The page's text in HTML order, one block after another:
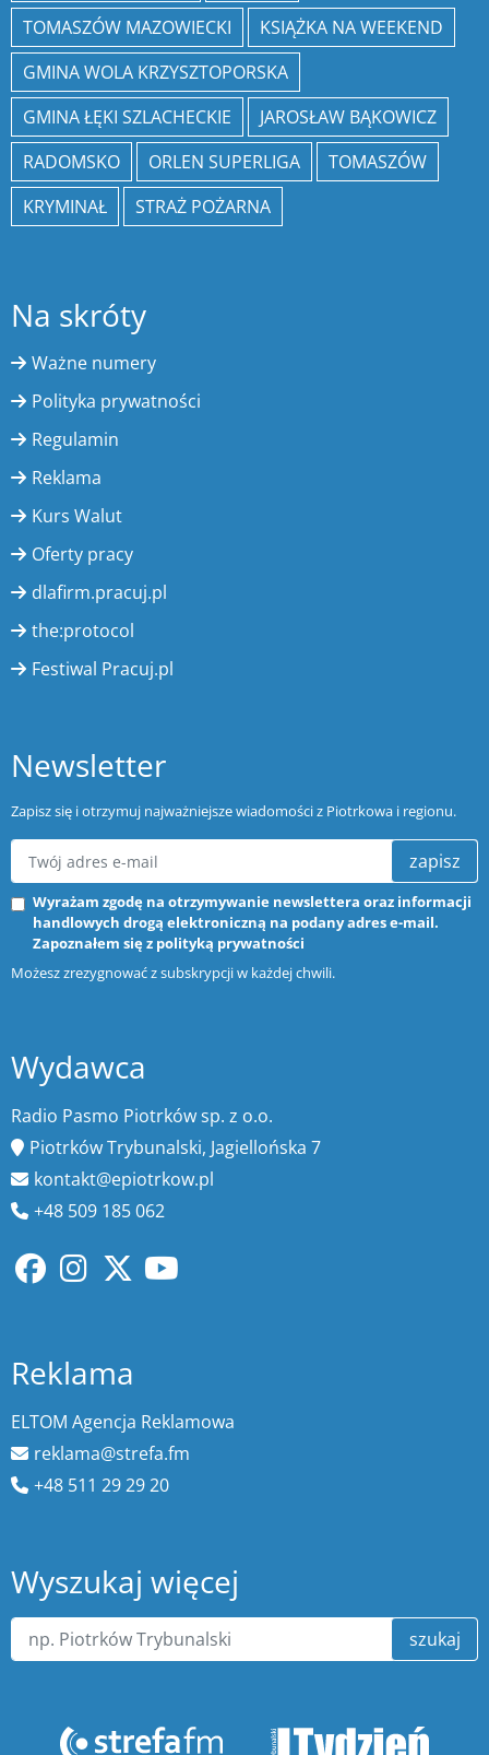
TOMASZÓW MAZOWIECKI
KSIĄŻKA NA WEEKEND
GMINA WOLA KRZYSZTOPORSKA
GMINA ŁĘKI SZLACHECKIE
JAROSŁAW BĄKOWICZ
RADOMSKO
ORLEN SUPERLIGA
TOMASZÓW
KRYMINAŁ
STRAŻ POŻARNA
Na skróty
Ważne numery
Polityka prywatności
Regulamin
Reklama
Kurs Walut
Oferty pracy
dlafirm.pracuj.pl
the:protocol
Festiwal Pracuj.pl
Newsletter
Zapisz się i otrzymuj najważniejsze wiadomości z Piotrkowa i regionu.
zapisz
Wyrażam zgodę na otrzymywanie newslettera oraz informacji
handlowych drogą elektroniczną na podany adres e-mail.
Zapoznałem się z polityką prywatności
Możesz zrezygnować z subskrypcji w każdej chwili.
Wydawca
Radio Pasmo Piotrków sp. z o.o.
Piotrków Trybunalski, Jagiellońska 7
kontakt@epiotrkow.pl
+48 509 185 062
Reklama
ELTOM Agencja Reklamowa
reklama@strefa.fm
+48 511 29 29 20
Wyszukaj więcej
szukaj